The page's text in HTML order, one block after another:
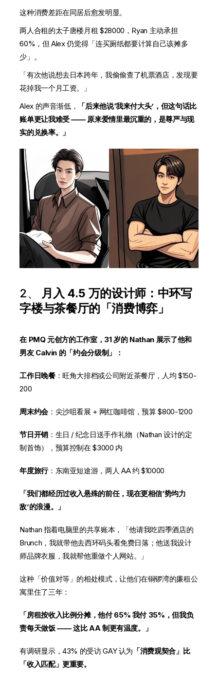
这种消费差距在同居后愈发明显。
两人合租的太子唐楼月租 $28000，Ryan 主动承担
60%，但 Alex 仍觉得「连买厕纸都要计算自己该摊多
少」。
「有次他说想去日本跨年，我偷偷查了机票酒店，发现要
花掉我一个月工资。」
Alex 的声音渐低，
「后来他说‘我来付大头’，但这句话比
账单更让我难受 —— 原来爱情里最沉重的，是尊严与现
实的兑换率。」
2、 月入 4.5 万的设计师：中环写
字楼与茶餐厅的「消费博弈」
在 PMQ 元创方的工作室，31 岁的 Nathan 展示了他和
男友 Calvin 的「约会分级制」：
工作日晚餐：旺角大排档或公司附近茶餐厅，人均 $150-
200
周末约会：尖沙咀看展 + 网红咖啡馆，预算 $800-1200
节日开销：生日 / 纪念日送手作礼物（Nathan 设计的定
制首饰），预算控制在 $3000 内
年度旅行：东南亚短途游，两人 AA 约 $10000
「我们都经历过收入悬殊的前任，现在更相信‘势均力
敌’的浪漫。」
Nathan 指着电脑里的共享账本，「他请我吃四季酒店的
Brunch，我就带他去西环码头看免费日落；他送我设计
师品牌衣服，我就帮他重做个人网站。」
这种「价值对等」的相处模式，让他们在铜锣湾的廉租公
寓里住了三年：
「房租按收入比例分摊，他付 65% 我付 35%，但我负
责每天做饭 —— 这比 AA 制更有温度。」
有调研显示，43% 的受访 GAY 认为 「消费观契合」比
「收入匹配」更重要。